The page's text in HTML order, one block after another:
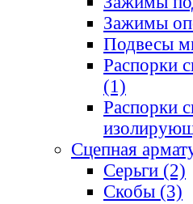
Зажимы
Подвесы
Распорки
(1)
Распорки
Сцепная
Серьги (2)
Скобы (3)